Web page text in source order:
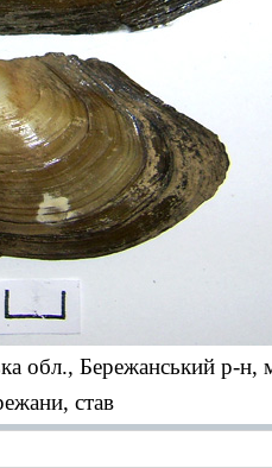
обл., Бережанський р-н,
став